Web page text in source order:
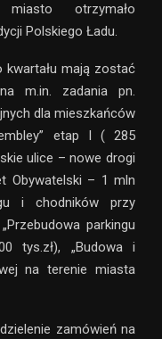
otrzymało
Polskiego Ładu.
kwartału mają zostać
m.in. zadania pn.
dla mieszkańców
etap I ( 285
ulice – nowe drogi
Obywatelski – 1 mln
i chodników przy
parkingu
tys.zł), „Budowa i
na terenie miasta
zamówień na